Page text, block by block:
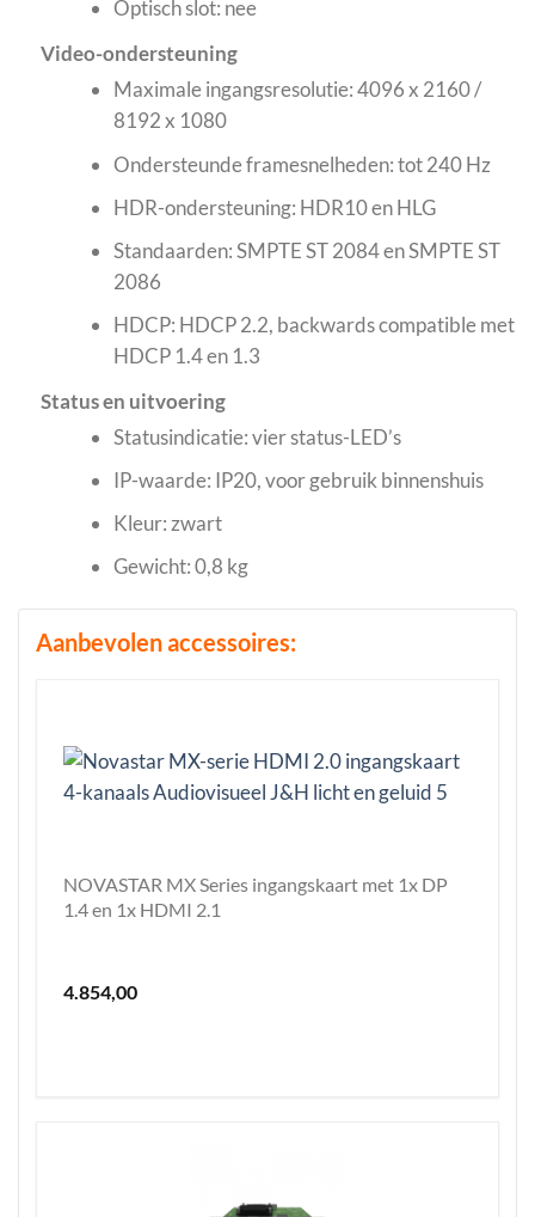
Optisch slot: nee
Video-ondersteuning
Maximale ingangsresolutie: 4096 x 2160 /
8192 x 1080
Ondersteunde framesnelheden: tot 240 Hz
HDR-ondersteuning: HDR10 en HLG
Standaarden: SMPTE ST 2084 en SMPTE ST
2086
HDCP: HDCP 2.2, backwards compatible met
HDCP 1.4 en 1.3
Status en uitvoering
Statusindicatie: vier status-LED’s
IP-waarde: IP20, voor gebruik binnenshuis
Kleur: zwart
Gewicht: 0,8 kg
Aanbevolen accessoires:
NOVASTAR MX Series ingangskaart met 1x DP
1.4 en 1x HDMI 2.1
4.854,00